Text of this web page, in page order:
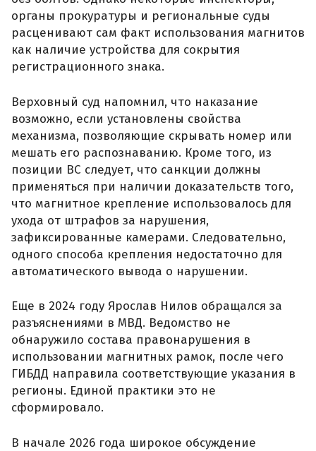
органы прокуратуры и региональные суды
расценивают сам факт использования магнитов
как наличие устройства для сокрытия
регистрационного знака.
Верховный суд напомнил, что наказание
возможно, если установлены свойства
механизма, позволяющие скрывать номер или
мешать его распознаванию. Кроме того, из
позиции ВС следует, что санкции должны
применяться при наличии доказательств того,
что магнитное крепление использовалось для
ухода от штрафов за нарушения,
зафиксированные камерами. Следовательно,
одного способа крепления недостаточно для
автоматического вывода о нарушении.
Еще в 2024 году Ярослав Нилов обращался за
разъяснениями в МВД. Ведомство не
обнаружило состава правонарушения в
использовании магнитных рамок, после чего
ГИБДД направила соответствующие указания в
регионы. Единой практики это не
сформировало.
В начале 2026 года широкое обсуждение